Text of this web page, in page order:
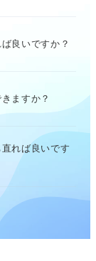
良いですか？
ますか？
れば良いです